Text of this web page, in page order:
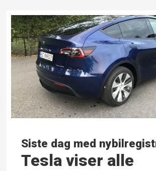
Siste dag med
Tesla viser alle